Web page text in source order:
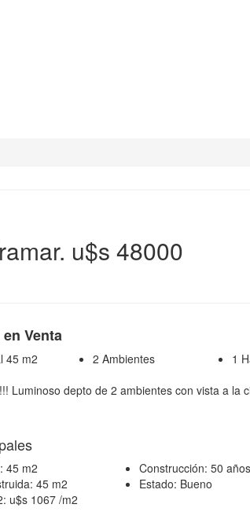
u$s 48000
en Venta
45 m2 2 Ambientes 1
Luminoso depto de 2 ambientes con vista a
45 m2
45 m2
u$s 1067 /m2
Construcción: 50 años
Estado: Bueno